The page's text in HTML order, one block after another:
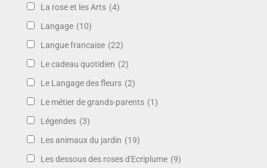
La rose et les Arts (4)
Langage (10)
Langue francaise (22)
Le cadeau quotidien (2)
Le Langage des fleurs (2)
Le métier de grands-parents (1)
Légendes (3)
Les animaux du jardin (19)
Les dessous des roses d'Ecriplume (9)